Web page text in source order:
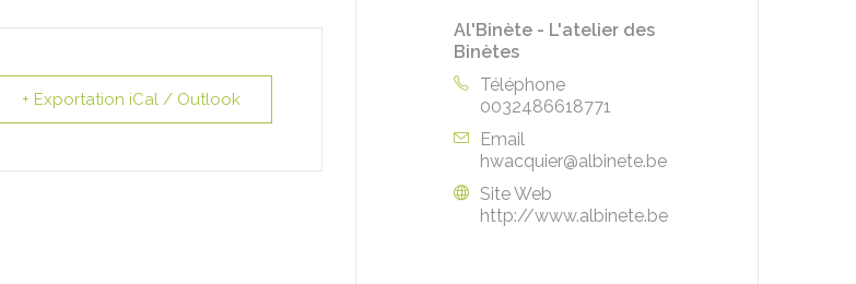
+ Exportation iCal / Outlook
Al'Binète - L'atelier des
Binètes
Téléphone
0032486618771
Email
hwacquier@albinete.be
Site Web
http://www.albinete.be